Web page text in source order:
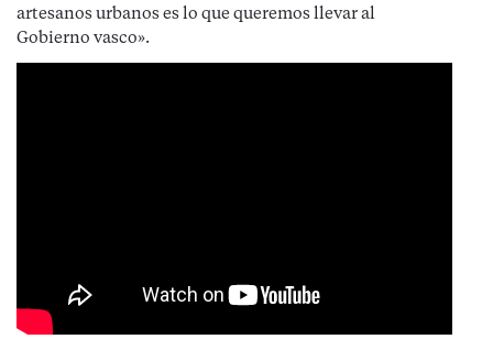
artesanos urbanos es lo que queremos llevar al
Gobierno vasco».